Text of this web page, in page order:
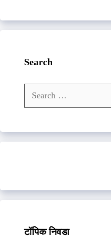
Search
Search
for:
टॉपिक निवडा